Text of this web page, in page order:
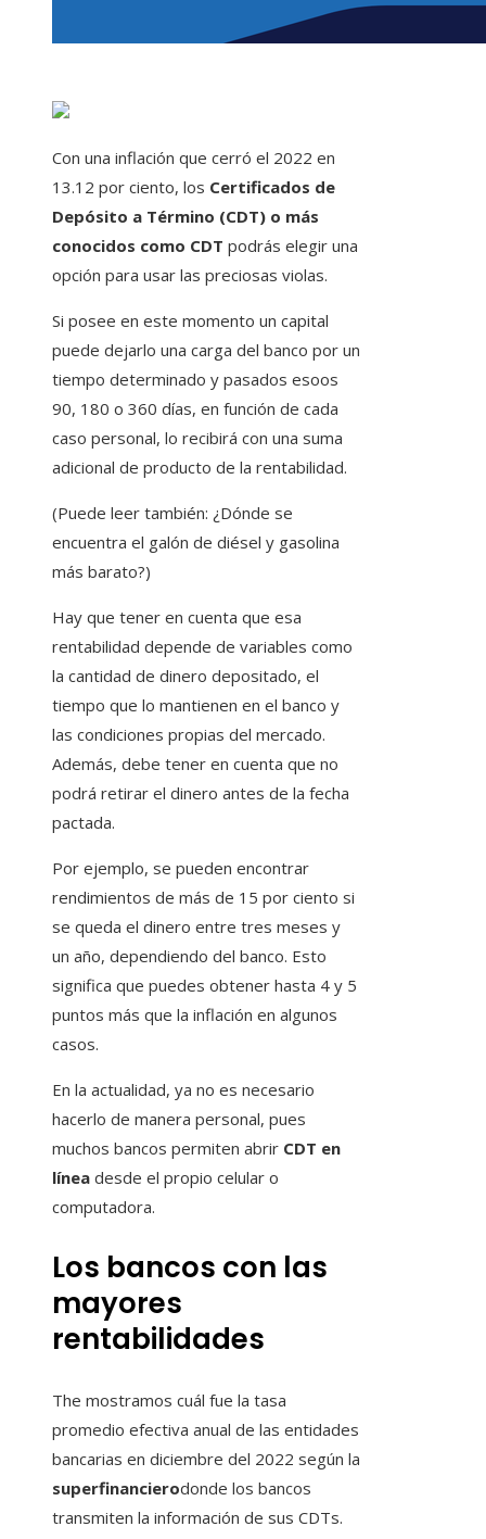
Con una inflación que cerró el 2022 en
13.12 por ciento, los Certificados de
Depósito a Término (CDT) o más
conocidos como CDT podrás elegir una
opción para usar las preciosas violas.
Si posee en este momento un capital
puede dejarlo una carga del banco por un
tiempo determinado y pasados ​​esoos
90, 180 o 360 días, en función de cada
caso personal, lo recibirá con una suma
adicional de producto de la rentabilidad.
(Puede leer también: ¿Dónde se
encuentra el galón de diésel y gasolina
más barato?)
Hay que tener en cuenta que esa
rentabilidad depende de variables como
la cantidad de dinero depositado, el
tiempo que lo mantienen en el banco y
las condiciones propias del mercado.
Además, debe tener en cuenta que no
podrá retirar el dinero antes de la fecha
pactada.
Por ejemplo, se pueden encontrar
rendimientos de más de 15 por ciento si
se queda el dinero entre tres meses y
un año, dependiendo del banco. Esto
significa que puedes obtener hasta 4 y 5
puntos más que la inflación en algunos
casos.
En la actualidad, ya no es necesario
hacerlo de manera personal, pues
muchos bancos permiten abrir CDT en
línea desde el propio celular o
computadora.
Los bancos con las
mayores
rentabilidades
The mostramos cuál fue la tasa
promedio efectiva anual de las entidades
bancarias en diciembre del 2022 según la
superfinancierodonde los bancos
transmiten la información de sus CDTs.